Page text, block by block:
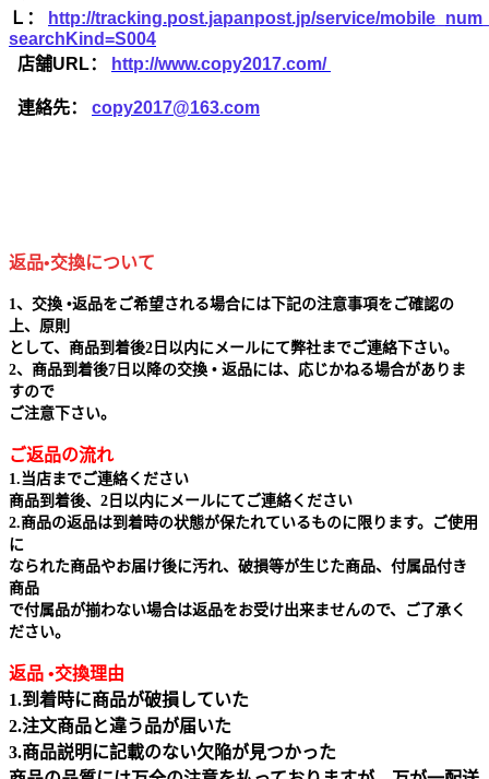
Ｌ：
http://tracking.post.japanpost.jp/service/
searchKind=S004
店舗URL：
http://www.copy2017.com/
連絡先： copy2017@163.com
返品•交換について
1、交換 •返品をご希望される場合には下記の注意事項をご確認の
上、原則
として、商品到着後2日以内にメールにて弊社までご連絡下さい。
2、商品到着後7日以降の交換 • 返品には、応じかねる場合がありま
すので
ご注意下さい。
ご返品の流れ
1.当店までご連絡ください
商品到着後、2日以内にメールにてご連絡ください
2.商品の返品は到着時の状態が保たれているものに限ります。ご使用
に
なられた商品やお届け後に汚れ、破損等が生じた商品、付属品付き
商品
で付属品が揃わない場合は返品をお受け出来ませんので、ご了承く
ださい。
返品 •交換理由
1.到着時に商品が破損していた
2.注文商品と違う品が届いた
3.商品説明に記載のない欠陥が見つかった